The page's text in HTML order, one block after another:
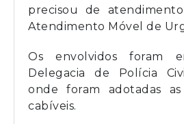
precisou de
Atendimento Móvel de
Os envolvidos foram
Delegacia de Polícia
onde foram adotadas
cabíveis.